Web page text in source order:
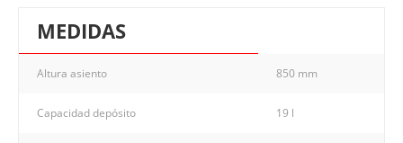
MEDIDAS
Altura asiento 850 mm
Capacidad depósito 19 l